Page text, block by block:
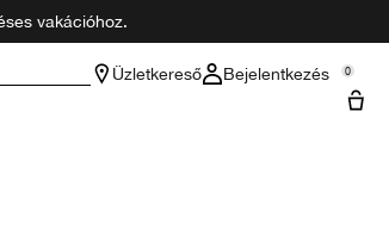
vakációhoz.
Üzletkereső Bejelentkezés 0